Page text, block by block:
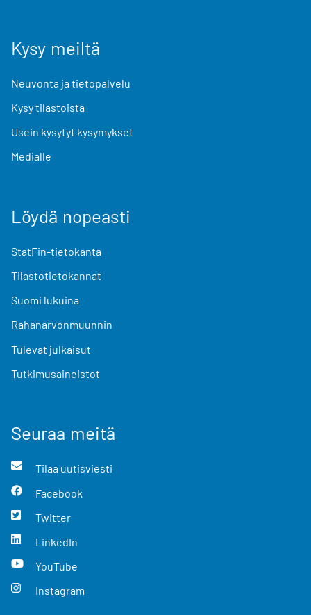
Kysy meiltä
Neuvonta ja tietopalvelu
Kysy tilastoista
Usein kysytyt kysymykset
Medialle
Löydä nopeasti
StatFin-tietokanta
Tilastotietokannat
Suomi lukuina
Rahanarvonmuunnin
Tulevat julkaisut
Tutkimusaineistot
Seuraa meitä
Tilaa uutisviesti
Facebook
Twitter
LinkedIn
YouTube
Instagram